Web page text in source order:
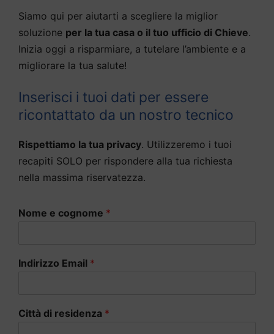
Siamo qui per aiutarti a scegliere la miglior
soluzione per la tua casa o il tuo ufficio di Chieve.
Inizia oggi a risparmiare, a tutelare l’ambiente e a
migliorare la tua salute!
Inserisci i tuoi dati per essere
ricontattato da un nostro tecnico
Rispettiamo la tua privacy. Utilizzeremo i tuoi
recapiti SOLO per rispondere alla tua richiesta
nella massima riservatezza.
Nome e cognome *
Indirizzo Email *
Città di residenza *